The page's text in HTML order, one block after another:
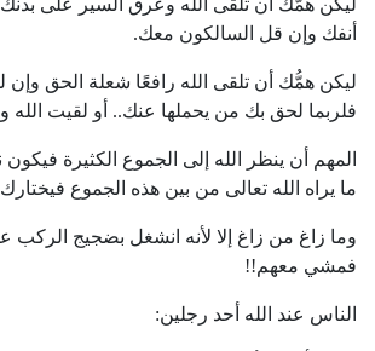
ليكن همُّك أن تلقى الله وعرق السير على
أنفك وإن قل السالكون معك.
ليكن همُّك أن تلقى الله رافعًا شعلة الحق وإن
فلربما لحق بك من يحملها عنك.. أو لقيت الله
المهم أن ينظر الله إلى الجموع الكثيرة
ما يراه الله تعالى من بين هذه الجموع
وما زاغ من زاغ إلا لأنه انشغل بضجيج
فمشي معهم!!
الناس عند الله أحد رجلين: